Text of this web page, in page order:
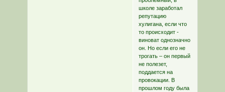
школе заработал
репутацию
хулигана, если что
то происходит -
виноват однозначно
он. Но если его не
трогать – он первый
не полезет,
поддается на
провокации. В
прошлом году была